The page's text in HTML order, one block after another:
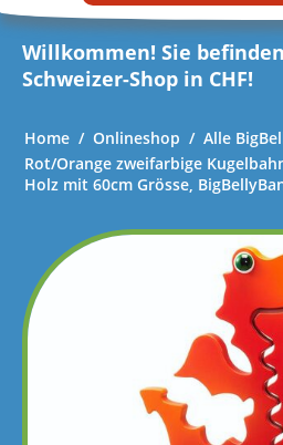
Willkommen! Sie
Schweizer-Shop in CHF!
Home / Onlineshop / Alle
Rot/Orange zweifarbige
Holz mit 60cm Grösse,